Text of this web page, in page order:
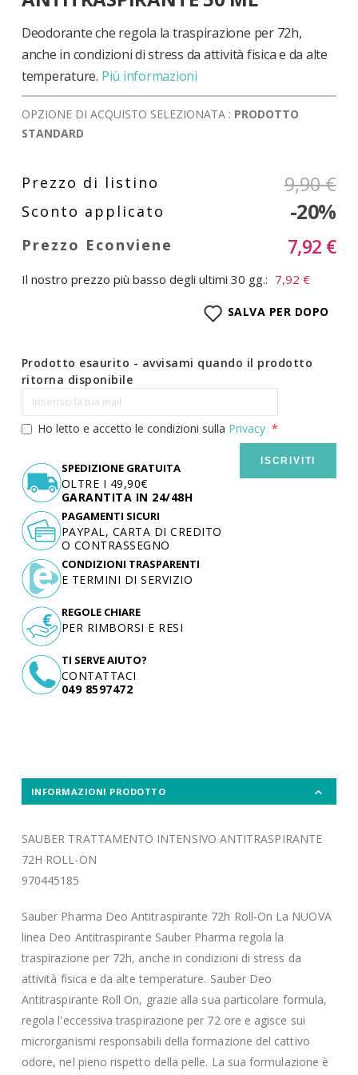
Deodorante che regola la traspirazione per 72h,
anche in condizioni di stress da attività fisica e da alte
temperature. Più informazioni
OPZIONE DI ACQUISTO SELEZIONATA : PRODOTTO
STANDARD
9,90 €
-20%
7,92 €
Il nostro prezzo più basso degli ultimi 30 gg.: 7,92 €
SALVA PER DOPO
Prodotto esaurito - avvisami quando il prodotto
ritorna disponibile
Ho letto e accetto le condizioni sulla Privacy
ISCRIVITI
SPEDIZIONE GRATUITA
OLTRE I 49,90€
GARANTITA IN 24/48H
TI SERVE AIUTO?
CONTATTACI
049 8597472
PAGAMENTI SICURI
PAYPAL, CARTA DI CREDITO
O CONTRASSEGNO
CONDIZIONI TRASPARENTI
E TERMINI DI SERVIZIO
REGOLE CHIARE
PER RIMBORSI E RESI
INFORMAZIONI PRODOTTO
SAUBER TRATTAMENTO INTENSIVO ANTITRASPIRANTE
72H ROLL-ON
970445185
Sauber Pharma Deo Antitraspirante 72h Roll-On La NUOVA
linea Deo Antitraspirante Sauber Pharma regola la
traspirazione per 72h, anche in condizioni di stress da
attività fisica e da alte temperature. Sauber Deo
Antitraspirante Roll On, grazie alla sua particolare formula,
regola l'eccessiva traspirazione per 72 ore e agisce sui
microrganismi responsabili della formazione del cattivo
odore, nel pieno rispetto della pelle. La sua formulazione è